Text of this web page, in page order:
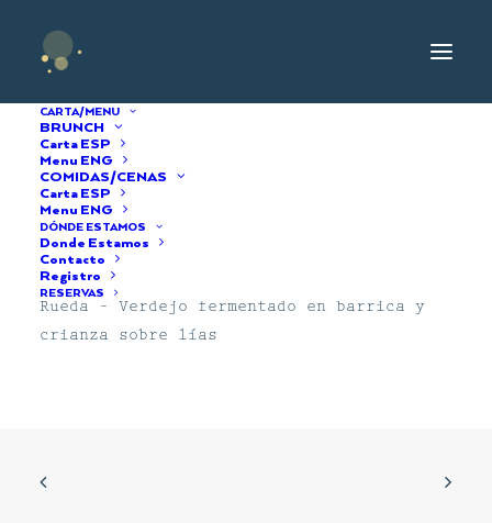
CARTA/MENU
BRUNCH
Carta ESP
Menu ENG
COMIDAS/CENAS
Carta ESP
Menu ENG
DÓNDE ESTAMOS
Donde Estamos
Contacto
Registro
RESERVAS
Limousin 2019
24/09/2021
Rueda – Verdejo fermentado en barrica y
crianza sobre lías